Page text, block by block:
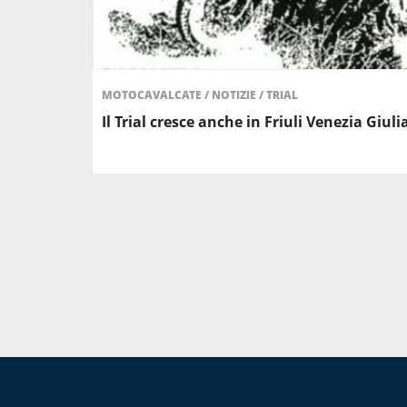
MOTOCAVALCATE / NOTIZIE /TRIAL
Il Trial cresce anche in Friuli Venezia